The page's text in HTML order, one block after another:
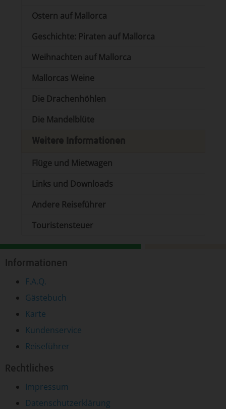
Ostern auf Mallorca
Geschichte: Piraten auf Mallorca
Weihnachten auf Mallorca
Mallorcas Weine
Die Drachenhöhlen
Die Mandelblüte
Weitere Informationen
Flüge und Mietwagen
Links und Downloads
Andere Reiseführer
Touristensteuer
Informationen
F.A.Q.
Gästebuch
Karte
Kundenservice
Reiseführer
Rechtliches
Impressum
Datenschutzerklärung